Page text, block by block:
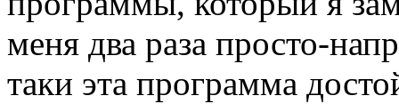
меня два раза просто-
таки эта программа